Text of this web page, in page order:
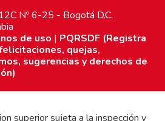
Nº 6-25 - Bogotá D.C.
de uso | PQRSDF (Registra
quejas,
sugerencias y derechos de
superior sujeta a la inspección y